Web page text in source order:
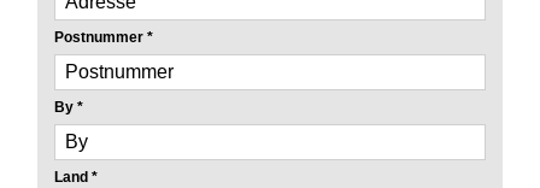
Postnummer *
By *
Land *